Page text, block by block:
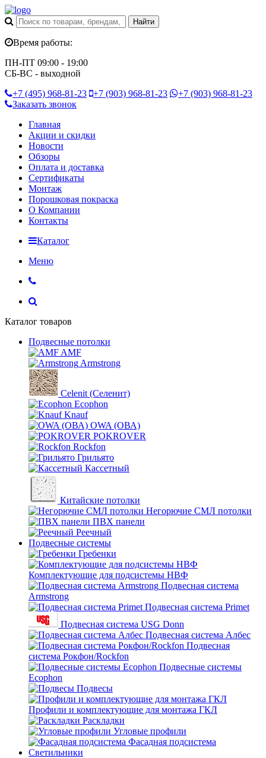
Время работы:
ПН-ПТ 09:00 - 19:00
СБ-ВС - выходной
+7 (495) 968-81-23 +7 (903) 968-81-23 +7 (903) 968-81-23
Заказать звонок
Главная
Акции и скидки
Новости
Обзоры
Оплата и доставка
Сертификаты
Монтаж
Порошковая покраска
О Компании
Контакты
Каталог
Меню
Каталог товаров
Подвесные потолки
AMF
Armstrong
Celenit (Селенит)
Ecophon
Knauf
OWA (ОВА)
POKROVER
Rockfon
Грильято
Кассетный
Китайские потолки
Негорючие СМЛ потолки
ПВХ панели
Реечный
Подвесные системы
Гребенки
Комплектующие для подсистемы НВФ
Подвесная система
Armstrong
Подвесная система Primet
Подвесная система USG Donn
Подвесная система Албес
Подвесная
система Рокфон/Rockfon
Подвесные системы
Ecophon
Подвесы
Профили и комплектующие для монтажа ГКЛ
Раскладки
Угловые профили
Фасадная подсистема
Светильники